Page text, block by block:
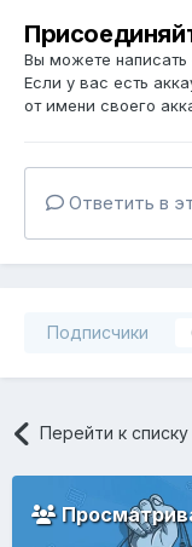
Вы можете написать
Если у вас есть
от имени своего
Ответить в
Подписчики
Перейти к